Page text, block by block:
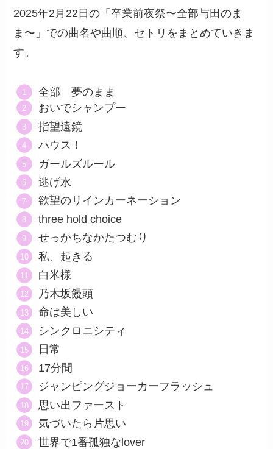
2025年2月22日の「卒業前夜祭〜全部与田のま
ま〜」での曲名や曲順、セトリをまとめていきま
す。
全部 夢のまま
おいでシャンプー
指望遠鏡
ハウス！
ガールズルール
逃げ水
欲望のリインカーネーション
three hold choice
せっかちなかたつむり
私、起きる
白米様
乃木坂饅頭
命は美しい
シンクロニシティ
日常
17分間
ジャンピングジョーカーフラッシュ
思い出ファースト
気づいたら片思い
世界で1番孤独なlover